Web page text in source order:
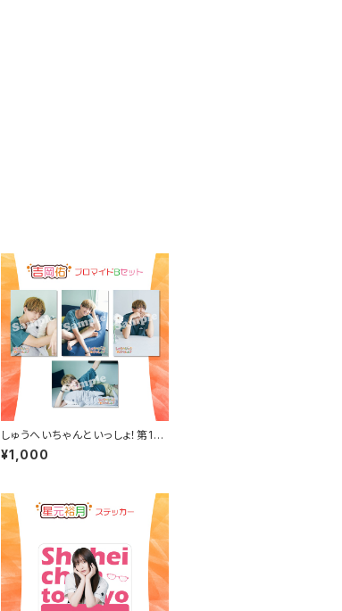
しゅうへいちゃんといっしょ！第10
夜ブロマイドB（吉岡佑）
¥1,000